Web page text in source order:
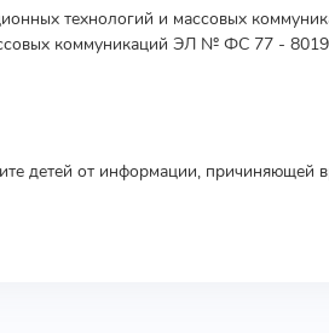
технологий и массовых
коммуникаций ЭЛ № ФС 77 -
детей от информации, причиняющей